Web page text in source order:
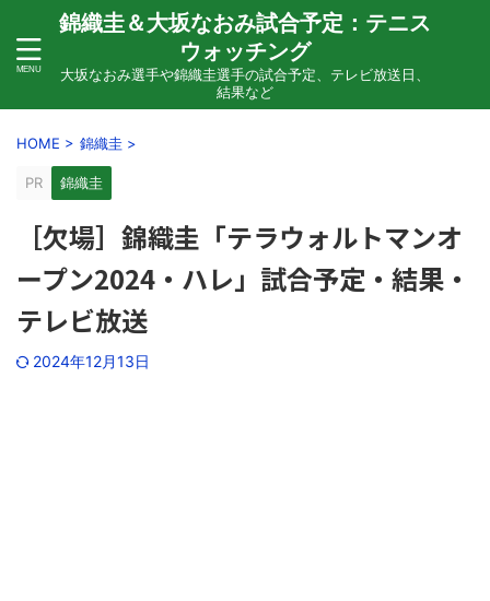
錦織圭＆大坂なおみ試合予定：テニス
ウォッチング
大坂なおみ選手や錦織圭選手の試合予定、テレビ放送日、
結果など
HOME > 錦織圭 >
PR 錦織圭
［欠場］錦織圭「テラウォルトマンオ
ープン2024・ハレ」試合予定・結果・
テレビ放送
2024年12月13日